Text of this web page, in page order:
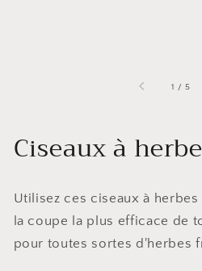
1 /de
5
Ciseaux à
Utilisez ces ciseaux à
la coupe la plus efficace de
pour toutes sortes d'herbes